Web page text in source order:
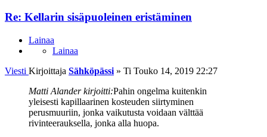
Re: Kellarin sisäpuoleinen eristäminen
Lainaa
Lainaa
Viesti Kirjoittaja Sähköpässi » Ti Touko 14, 2019 22:27
Matti Alander kirjoitti:Pahin ongelma kuitenkin
yleisesti kapillaarinen kosteuden siirtyminen
perusmuuriin, jonka vaikutusta voidaan välttää
rivinteerauksella, jonka alla huopa.